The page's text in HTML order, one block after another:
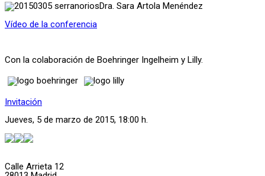
Dra. Sara Artola Menéndez
Vídeo de la conferencia
Con la colaboración de Boehringer Ingelheim y Lilly.
Invitación
Jueves, 5 de marzo de 2015, 18:00 h.
Calle Arrieta 12